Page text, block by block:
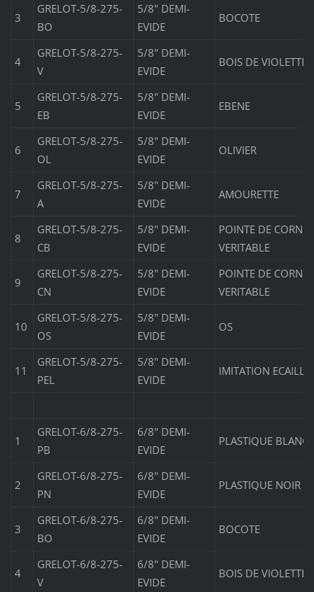
3
GRELOT-5/8-275-
BO
5/8" DEMI-
EVIDE
BOCOTE
4
GRELOT-5/8-275-
V
5/8" DEMI-
EVIDE
BOIS DE VIOLETTE
5
GRELOT-5/8-275-
EB
5/8" DEMI-
EVIDE
EBENE
6
GRELOT-5/8-275-
OL
5/8" DEMI-
EVIDE
OLIVIER
7
GRELOT-5/8-275-
A
5/8" DEMI-
EVIDE
AMOURETTE
8
GRELOT-5/8-275-
CB
5/8" DEMI-
EVIDE
POINTE DE CORNE
VERITABLE
9
GRELOT-5/8-275-
CN
5/8" DEMI-
EVIDE
POINTE DE CORNE
VERITABLE
10
GRELOT-5/8-275-
OS
5/8" DEMI-
EVIDE
OS
11
GRELOT-5/8-275-
PEL
5/8" DEMI-
EVIDE
IMITATION
1
GRELOT-6/8-275-
PB
6/8" DEMI-
EVIDE
PLASTIQUE BLANC
2
GRELOT-6/8-275-
PN
6/8" DEMI-
EVIDE
PLASTIQUE NOIR
3
GRELOT-6/8-275-
BO
6/8" DEMI-
EVIDE
BOCOTE
4
GRELOT-6/8-275-
V
6/8" DEMI-
EVIDE
BOIS DE VIOLETTE